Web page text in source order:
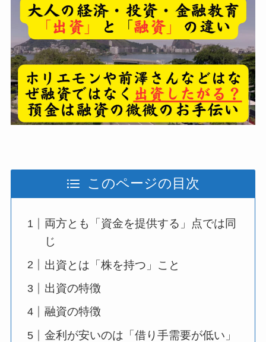
このページの目次
両方とも「資金を提供する」点では同
じ
出資とは「株を持つ」こと
出資の特徴
融資の特徴
金利が安いのは「借り手需要が低い」